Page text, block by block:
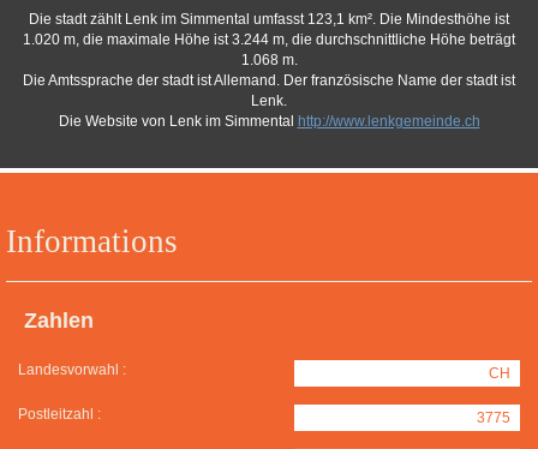
Informations
Zahlen
Landesvorwahl : CH
Postleitzahl : 3775
Die stadt zählt Lenk im Simmental umfasst 123,1 km². Die Mindesthöhe ist
1.020 m, die maximale Höhe ist 3.244 m, die durchschnittliche Höhe beträgt
1.068 m.
Die Amtssprache der stadt ist Allemand. Der französische Name der stadt ist
Lenk.
Die Website von Lenk im Simmental http://www.lenkgemeinde.ch